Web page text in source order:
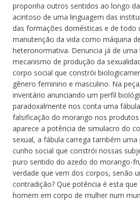
proponha outros sentidos ao longo
acintoso de uma linguagem das
das formações domésticas e de todo
manutenção da vida como máquina
heteronormativa. Denuncia já de
mecanismo de produção da
corpo social que constrói
gênero feminino e masculino. Na
inventário anunciando um perfil
paradoxalmente nos conta uma
falsificação do morango nos produtos
aparece a potência de simulacro do
sexual, a fábula carrega também
cunho social que constrói nossas
puro sentido do azedo do morango-
verdade que vem dos corpos, senão
contradição? Que potência é esta
homem em corpo de mulher num